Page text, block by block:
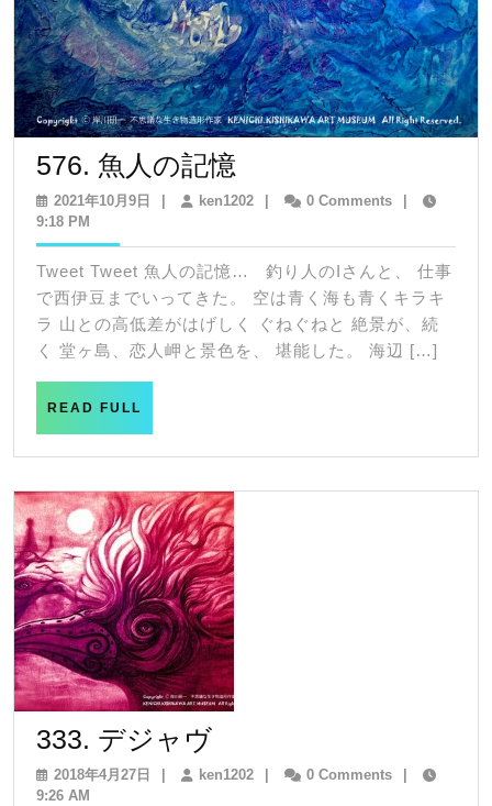
576. 魚人の記憶
魚
記
憶
2021年10月9日
2021
月
9
日
ken1202ken12020 Comments
9:18 PM
Tweet Tweet 魚人の記憶… 釣り人のIさんと、 仕事
で西伊豆までいってきた。 空は青く海も青くキラキ
ラ 山との高低差がはげしく ぐねぐねと 絶景が、続
く 堂ヶ島、恋人岬と景色を、 堪能した。 海辺 […]
READ FULL
333. デジャヴ333.
デ
2018年4月27日
2018
ken1202ken12020 Comments
9:26 AM